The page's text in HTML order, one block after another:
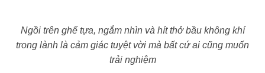
Ngồi trên ghế tựa, ngắm nhìn và hít thở bầu không khí
trong lành là cảm giác tuyệt vời mà bất cứ ai cũng muốn
trải nghiệm